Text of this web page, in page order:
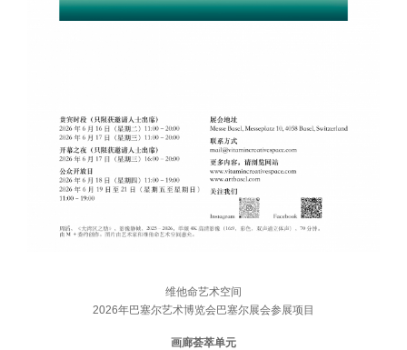
维他命艺术空间
2026年巴塞尔艺术博览会巴塞尔展会参展项目
画廊荟萃单元